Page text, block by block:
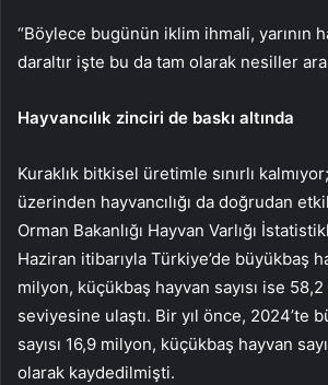
“Böylece bugünün iklim ihmali, yarının
daraltır işte bu da tam olarak nesiller
Hayvancılık zinciri de baskı altında
Kuraklık bitkisel üretimle sınırlı
üzerinden hayvancılığı da doğrudan
Orman Bakanlığı Hayvan Varlığı
Haziran itibarıyla Türkiye’de büyükbaş
milyon, küçükbaş hayvan sayısı ise
seviyesine ulaştı. Bir yıl önce, 2024’te
sayısı 16,9 milyon, küçükbaş hayvan
olarak kaydedilmişti.